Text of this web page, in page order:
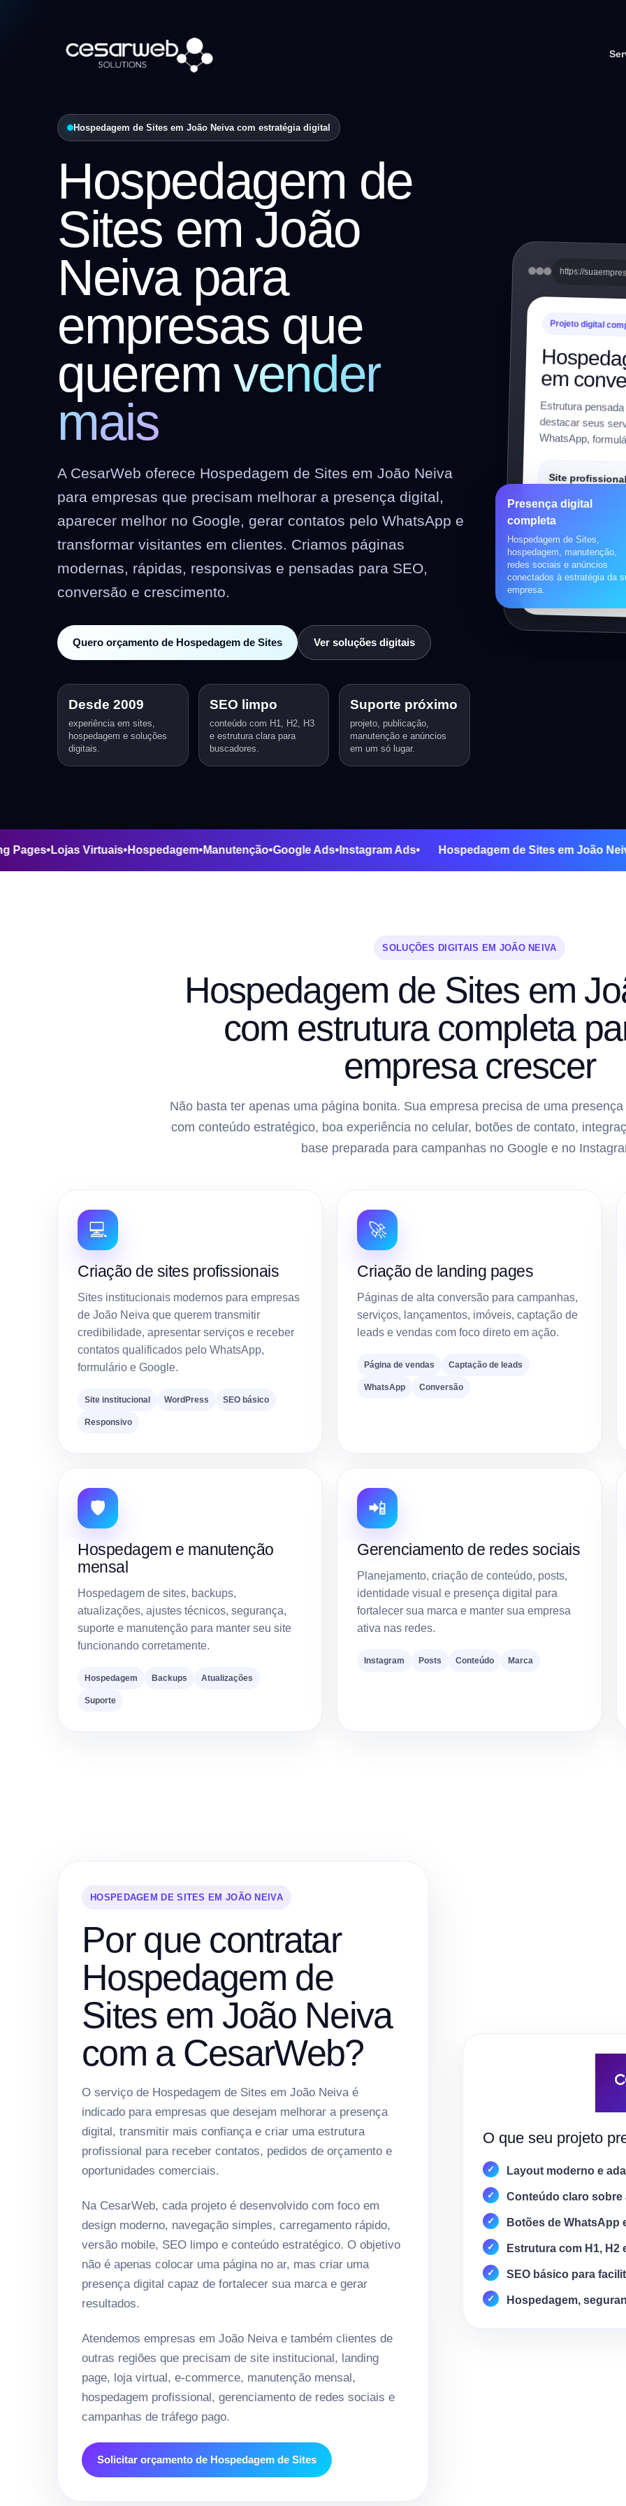
Hospedagem de Sites em João Neiva com estratégia digital
Hospedagem de
Sites em João
Neiva para
empresas que
queremvender
mais
A CesarWeb oferece Hospedagem de Sites em João Neiva
para empresas que precisam melhorar a presença digital,
aparecer melhor no Google, gerar contatos pelo WhatsApp e
transformar visitantes em clientes. Criamos páginas
modernas, rápidas, responsivas e pensadas para SEO,
conversão e crescimento.
Quero orçamento de Hospedagem de Sites Ver soluções digitais
Desde 2009
experiência em sites,
hospedagem e soluções
digitais.
SEO limpo
conteúdo com H1, H2, H3
e estrutura clara para
buscadores.
Suporte próximo
projeto, publicação,
manutenção e anúncios
em um só lugar.
https://
Projeto digital
em
Estrutura
destacar seus
WhatsApp,
Site profissional
Institucional,
preparado para SEO.
Loja virtual
WooCommerce,
pagamentos, frete e
Presença digital
completa
Hospedagem de Sites,
hospedagem, manutenção,
redes sociais e anúncios
conectados à estratégia da
empresa.
Pages•Lojas Virtuais•Hospedagem•Manutenção•Google Ads•Instagram Ads• Hospedagem de Sites em
SOLUÇÕES DIGITAIS EM JOÃO NEIVA
Hospedagem de Sites em
com estrutura completa
empresa crescer
Não basta ter apenas uma página bonita. Sua empresa precisa de uma
com conteúdo estratégico, boa experiência no celular, botões de contato,
base preparada para campanhas no Google e no
💻
Criação de sites profissionais
Sites institucionais modernos para empresas
de João Neiva que querem transmitir
credibilidade, apresentar serviços e receber
contatos qualificados pelo WhatsApp,
formulário e Google.
Site institucional WordPress SEO básico
Responsivo
🚀
Criação de landing pages
Páginas de alta conversão para campanhas,
serviços, lançamentos, imóveis, captação de
leads e vendas com foco direto em ação.
Página de vendas Captação de leads
WhatsApp Conversão
🛡️
Hospedagem e manutenção
mensal
Hospedagem de sites, backups,
atualizações, ajustes técnicos, segurança,
suporte e manutenção para manter seu site
funcionando corretamente.
Hospedagem Backups Atualizações
Suporte
📲
Gerenciamento de redes sociais
Planejamento, criação de conteúdo, posts,
identidade visual e presença digital para
fortalecer sua marca e manter sua empresa
ativa nas redes.
Instagram Posts Conteúdo Marca
HOSPEDAGEM DE SITES EM JOÃO NEIVA
Por que contratar
Hospedagem de
Sites em João Neiva
com a CesarWeb?
O serviço de Hospedagem de Sites em João Neiva é
indicado para empresas que desejam melhorar a presença
digital, transmitir mais confiança e criar uma estrutura
profissional para receber contatos, pedidos de orçamento e
oportunidades comerciais.
Na CesarWeb, cada projeto é desenvolvido com foco em
design moderno, navegação simples, carregamento rápido,
versão mobile, SEO limpo e conteúdo estratégico. O objetivo
não é apenas colocar uma página no ar, mas criar uma
presença digital capaz de fortalecer sua marca e gerar
resultados.
Atendemos empresas em João Neiva e também clientes de
outras regiões que precisam de site institucional, landing
page, loja virtual, e-commerce, manutenção mensal,
hospedagem profissional, gerenciamento de redes sociais e
campanhas de tráfego pago.
Solicitar orçamento de Hospedagem de Sites
O que seu projeto
Layout moderno e
Conteúdo claro sobre
Botões de WhatsApp
Estrutura com H1, H2
SEO básico para
Hospedagem,